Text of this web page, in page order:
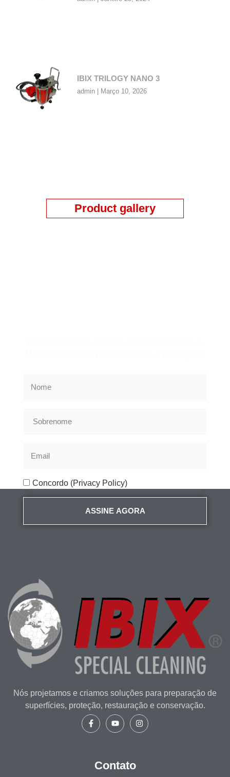
IBIX TRILOGY NANO 3
admin Março 10, 2026
Product gallery
Concordo (Privacy Policy)
ASSINE AGORA
Nós projetamos e criamos soluções para preparação de
superfícies, proteção, restauração e conservação.
Contato